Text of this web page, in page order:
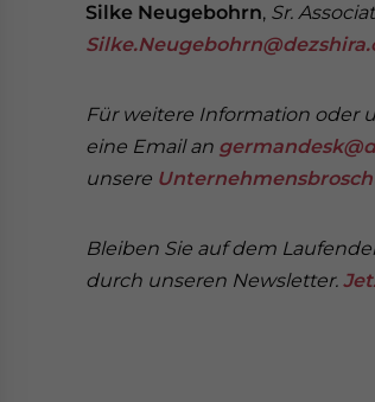
Silke Neugebohrn, Sr.
Für weitere Information oder
eine Email an
unsere
Bleiben Sie auf dem
durch unseren Newsletter.